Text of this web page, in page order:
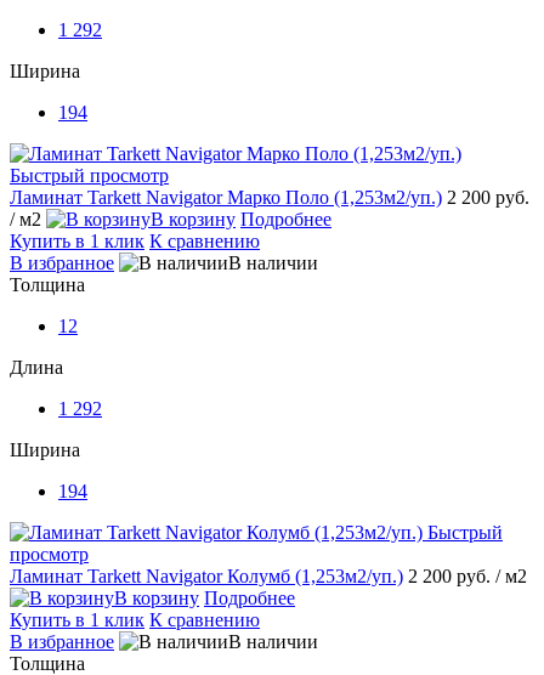
1 292
Ширина
194
Быстрый просмотр
Ламинат Tarkett Navigator Марко Поло (1,253м2/уп.) 2 200 руб.
/ м2
В корзину Подробнее
Купить в 1 клик К сравнению
В избранное
В наличии
Толщина
12
Длина
1 292
Ширина
194
Быстрый
просмотр
Ламинат Tarkett Navigator Колумб (1,253м2/уп.) 2 200 руб. / м2
В корзину Подробнее
Купить в 1 клик К сравнению
В избранное
В наличии
Толщина